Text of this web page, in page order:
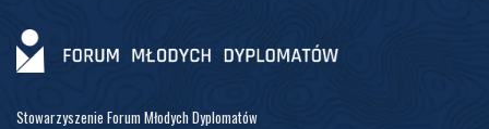
Stowarzyszenie Forum Młodych Dyplomatów